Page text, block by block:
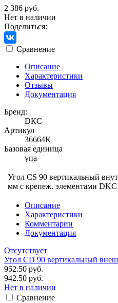
2 386 руб.
Нет в наличии
Поделиться:
Сравнение
Описание
Характеристики
Отзывы
Документация
Бренд:
DКС
Артикул
36664K
Базовая единица
упа
Угол CS 90 вертикальный
мм с крепеж. элементами DKC
Описание
Характеристики
Комментарии
Документация
Отсутствует
Угол CD 90 вертикальный
952.50 руб.
942.50 руб.
Нет в наличии
Сравнение